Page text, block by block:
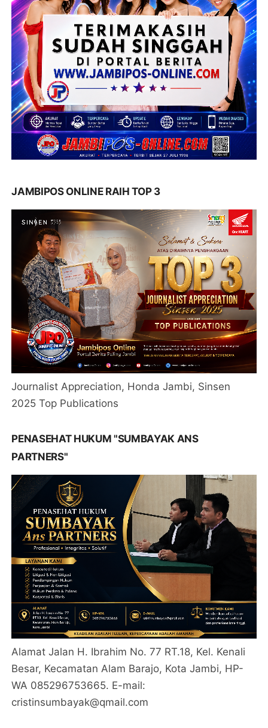
JAMBIPOS ONLINE RAIH TOP 3
Journalist Appreciation, Honda Jambi, Sinsen
2025 Top Publications
PENASEHAT HUKUM "SUMBAYAK ANS
PARTNERS"
Alamat Jalan H. Ibrahim No. 77 RT.18, Kel. Kenali
Besar, Kecamatan Alam Barajo, Kota Jambi, HP-
WA 085296753665. E-mail:
cristinsumbayak@qmail.com